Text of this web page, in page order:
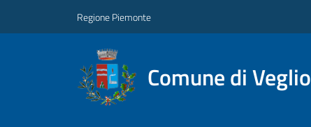
Regione Piemonte
Comune di Veglio